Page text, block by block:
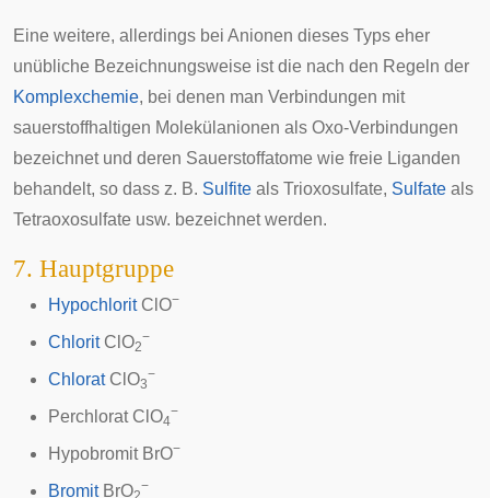
Eine weitere, allerdings bei Anionen dieses Typs eher
unübliche Bezeichnungsweise ist die nach den Regeln der
Komplexchemie, bei denen man Verbindungen mit
sauerstoffhaltigen Molekülanionen als Oxo-Verbindungen
bezeichnet und deren Sauerstoffatome wie freie Liganden
behandelt, so dass z. B. Sulfite als Trioxosulfate, Sulfate als
Tetraoxosulfate usw. bezeichnet werden.
7. Hauptgruppe
HypochloritClO−
ChloritClO2
−
ChloratClO3
−
PerchloratClO4
−
HypobromitBrO−
BromitBrO −